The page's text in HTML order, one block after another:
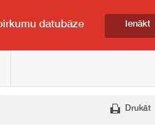
datubāze Ienākt
Drukāt